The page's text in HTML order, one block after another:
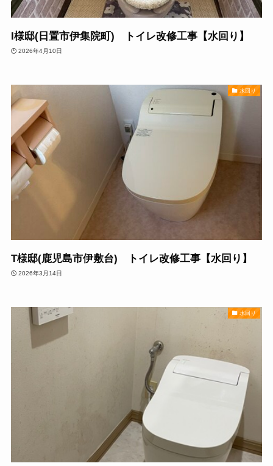
I様邸(日置市伊集院町) トイレ改修工事【水回り】
2026年4月10日
水回り
T様邸(鹿児島市伊敷台) トイレ改修工事【水回り】
2026年3月14日
水回り